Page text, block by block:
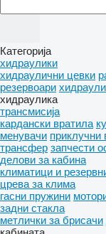
Категорија
хидраулики
хидраулични цевки
резервоари
хидраулика
трансмисија
кардански вратила
менувачи приклучни
трансфер запчести
делови за кабина
климатици и
црева за клима
гасни пружини
задни стакла
метлички за брисачи